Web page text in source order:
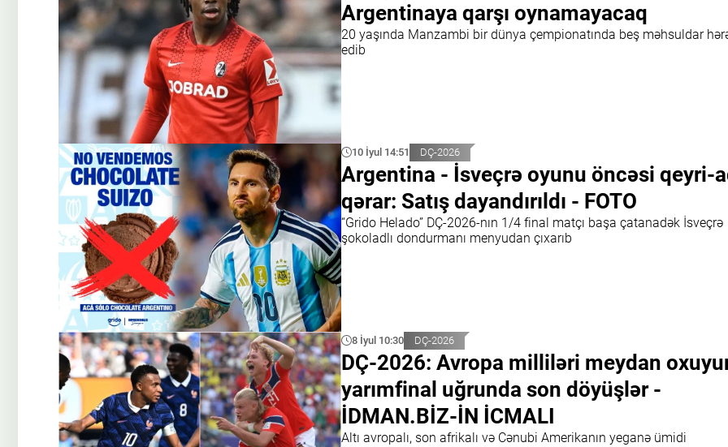
Argentinaya qarşı oynamayacaq
20 yaşında Manzambi bir dünya çempionatında beş məhsuldar
edib
10 İyul 14:51 DÇ-2026
Argentina - İsveçrə oyunu öncəsi qeyri-
qərar: Satış dayandırıldı - FOTO
“Grido Helado” DÇ-2026-nın 1/4 final matçı başa çatanadək İsveçrə
şokoladlı dondurmanı menyudan çıxarıb
8 İyul 10:30 DÇ-2026
DÇ-2026: Avropa milliləri meydan
yarımfinal uğrunda son döyüşlər -
İDMAN.BİZ-İN İCMALI
Altı avropalı, son afrikalı və Cənubi Amerikanın yeganə ümidi